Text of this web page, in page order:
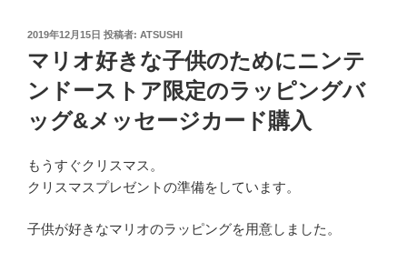
投
日:
2019年12月15日 投稿者: ATSUSHI
マリオ好きな子供のためにニンテ
ンドーストア限定のラッピングバ
ッグ&メッセージカード購入
もうすぐクリスマス。
クリスマスプレゼントの準備をしています。
子供が好きなマリオのラッピングを用意しました。